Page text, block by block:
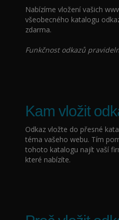
Nabízíme vložení vašich
všeobecného katalogu
zdarma.
Funkčnost odkazů
Kam vložit
Odkaz vložte do přesné
téma vašeho webu. Tím
tohoto katalogu najít vaší
které nabízíte.